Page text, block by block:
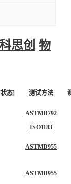
思创 物
态] 测试方法
ASTMD792
ISO1183
ASTMD955
ASTMD955